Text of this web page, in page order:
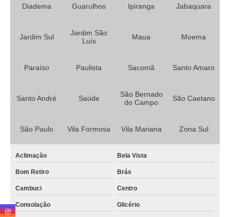
valor de curso cfc primeira habilitação Belém
curso de reciclagem cfc orçar Sapopemba
onde faz curso cfc primeira habilitação Vila Nova Conceição
cfc curso de reciclagem Mauá
valor de cfc curso de reciclagem Vila Babilônia
curso de reciclagem cfc Parque Bristol
curso cfc para habilitação Vila Firmiano Pinto
Diadema Guarulhos Ipiranga Jabaquara
Jardim Sul
Jardim São
Luís
Maua Moema
Paraíso Paulista Sacomã Santo Amaro
Santo André Saúde
São Bernado
do Campo
São Caetano
São Paulo Vila Formosa Vila Mariana Zona Sul
Aclimação Bela Vista
Bom Retiro Brás
Cambuci Centro
Consolação Glicério